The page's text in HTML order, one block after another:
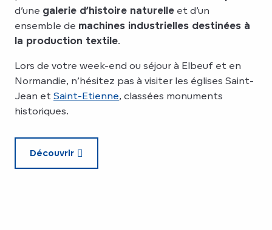
d’une galerie d’histoire naturelle et d’un
ensemble de machines industrielles destinées à
la production textile.
Lors de votre week-end ou séjour à Elbeuf et en
Normandie, n’hésitez pas à visiter les églises Saint-
Jean et Saint-Etienne, classées monuments
historiques.
Découvrir